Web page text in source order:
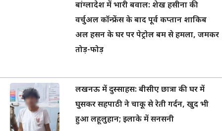
बांग्लादेश में भारी बवाल: शेख हसीना की
वर्चुअल कॉन्फ्रेंस के बाद पूर्व कप्तान शाकिब
अल हसन के घर पर पेट्रोल बम से हमला, जमकर
तोड़-फोड़
लखनऊ में दुस्साहस: बीसीए छात्रा की घर में
घुसकर सहपाठी ने चाकू से रेती गर्दन, खुद भी
हुआ लहूलुहान; इलाके में सनसनी